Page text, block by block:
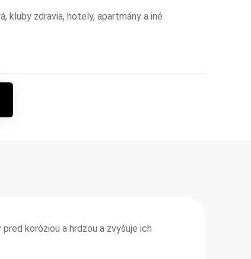
kluby zdravia, hotely, apartmány a iné
koróziou a hrdzou a zvyšuje ich